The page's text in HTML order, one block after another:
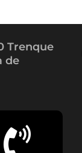
Trenque
de
